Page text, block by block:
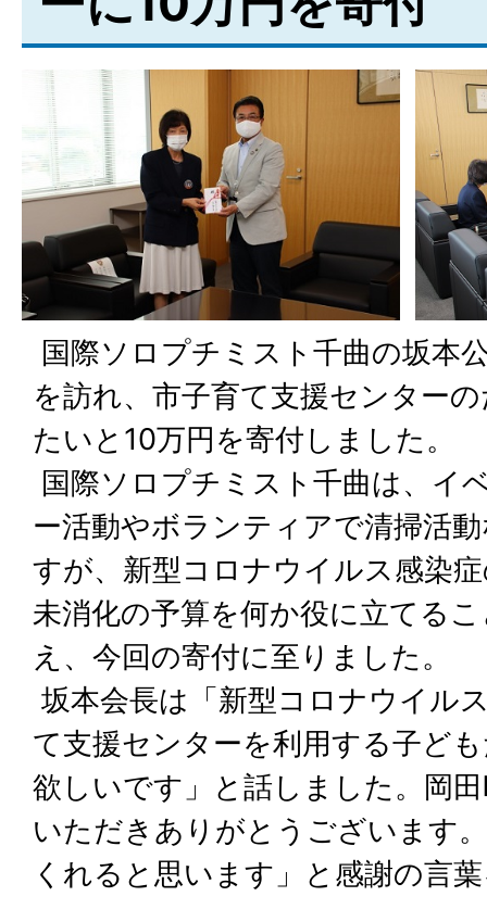
国際ソロプチミスト千曲の坂本
を訪れ、市子育て支援センター
たいと10万円を寄付しました。
国際ソロプチミスト千曲は、イ
ー活動やボランティアで清掃活
すが、新型コロナウイルス感染
未消化の予算を何か役に立てる
え、今回の寄付に至りました。
坂本会長は「新型コロナウイル
て支援センターを利用する子ど
欲しいです」と話しました。岡
いただきありがとうございます
くれると思います」と感謝の言